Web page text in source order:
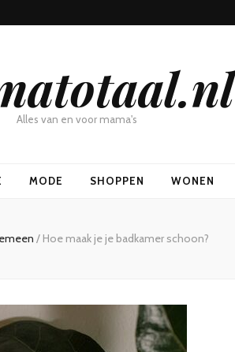
Alles van en voor mama's
MODE SHOPPEN WONEN
/ Hoe maak je je badkamer schoon?